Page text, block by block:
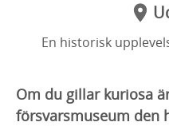
En historisk
Om du gillar kuriosa
försvarsmuseum den